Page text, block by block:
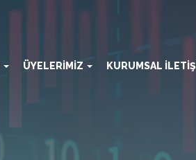
ÜYELERİMİZ KURUMSAL